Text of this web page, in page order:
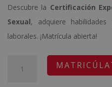
precio
era:
Descubre la Certificación
Sexual, adquiere
laborales. ¡Matrícula abierta!